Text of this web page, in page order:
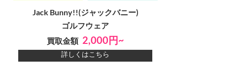
Jack Bunny!!(ジャックバニー)
ゴルフウェア
買取金額 2,000円~
詳しくはこちら